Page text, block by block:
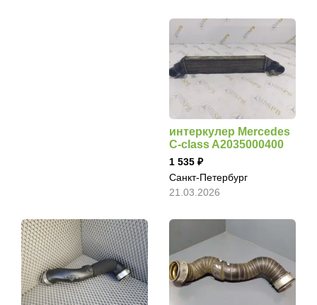
интеркулер Mercedes
C-class A2035000400
1 535
Санкт-Петербург
21.03.2026